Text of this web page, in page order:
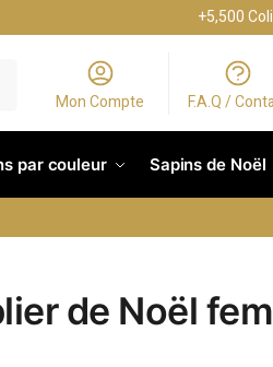
+5,500
Mon Compte F.A.Q /
par couleur Sapins de Noël
de Noël